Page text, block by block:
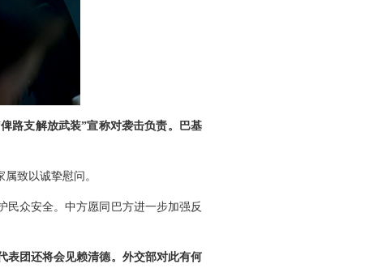
路支解放武装”宣称对袭击负责。巴基
致以诚挚慰问。
民众安全。中方愿同巴方进一步加强反
表团还将会见赖清德。外交部对此有何